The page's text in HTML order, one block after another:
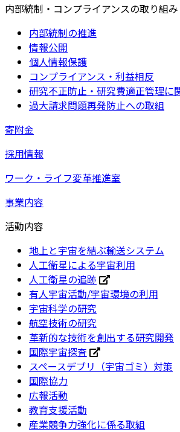
内部統制・コンプライアンスの取り組み
内部統制の推進
情報公開
個人情報保護
コンプライアンス・利益相反
研究不正防止・研究費適正管理に
過大請求問題再発防止への取組
寄附金
採用情報
ワーク・ライフ変革推進室
事業内容
活動内容
地上と宇宙を結ぶ輸送システム
人工衛星による宇宙利用
人工衛星の追跡
有人宇宙活動/宇宙環境の利用
宇宙科学の研究
航空技術の研究
革新的な技術を創出する研究開発
国際宇宙探査
スペースデブリ（宇宙ゴミ）対策
国際協力
広報活動
教育支援活動
産業競争力強化に係る取組